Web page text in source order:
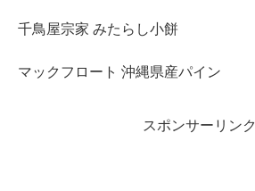
千鳥屋宗家 みたらし小餅
マックフロート 沖縄県産パイン
スポンサーリンク